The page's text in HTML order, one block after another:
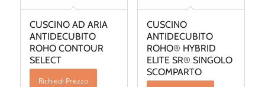
CUSCINO AD ARIA
ANTIDECUBITO
ROHO CONTOUR
SELECT
Richiedi Prezzo
CUSCINO
ANTIDECUBITO
ROHO® HYBRID
ELITE SR® SINGOLO
SCOMPARTO